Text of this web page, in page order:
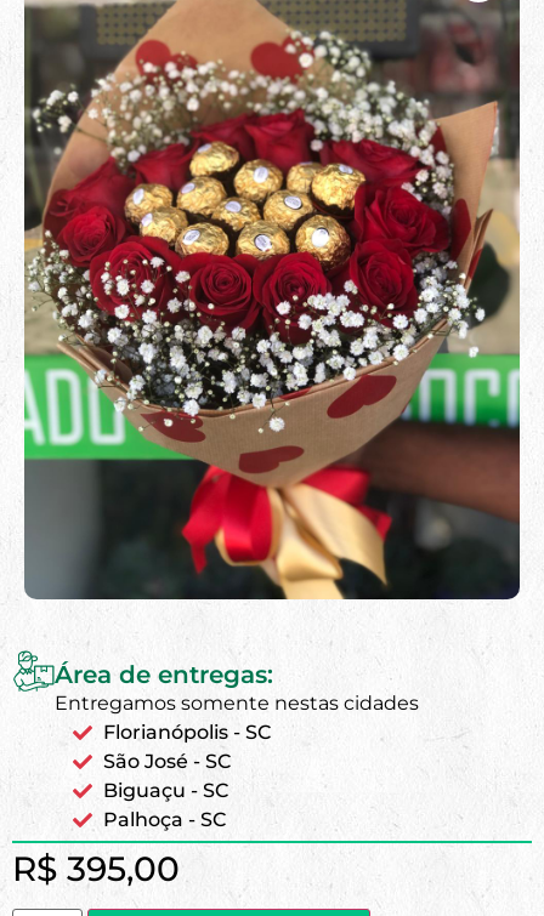
Área de entregas:
Entregamos somente nestas cidades
Florianópolis - SC
São José - SC
Biguaçu - SC
Palhoça - SC
R$ 395,00